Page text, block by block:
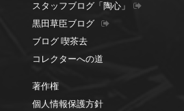
スタッフブログ「陶心」
黒田草臣ブログ
ブログ 喫茶去
コレクターへの道
著作権
個人情報保護方針